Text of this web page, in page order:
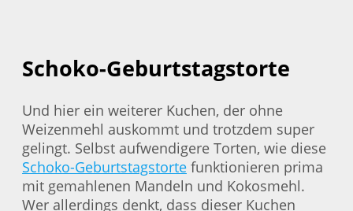
Schoko-Geburtstagstorte
Und hier ein weiterer Kuchen, der ohne
Weizenmehl auskommt und trotzdem super
gelingt. Selbst aufwendigere Torten, wie diese
Schoko-Geburtstagstorte funktionieren prima
mit gemahlenen Mandeln und Kokosmehl.
Wer allerdings denkt, dass dieser Kuchen